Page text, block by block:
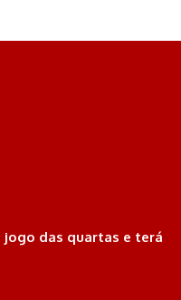
jogo das quartas e terá